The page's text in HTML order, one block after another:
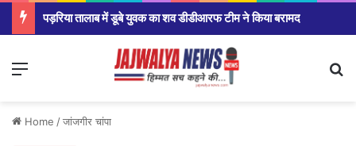
पड़रिया तालाब में डूबे युवक का शव डीडीआरफ टीम ने किया बरामद
Menu
Home /जांजगीर चांपा